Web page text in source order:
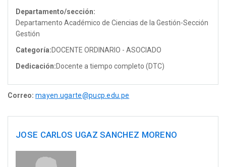
Departamento/sección:
Departamento Académico de Ciencias de la Gestión-Sección
Gestión
Categoría:DOCENTE ORDINARIO - ASOCIADO
Dedicación:Docente a tiempo completo (DTC)
Correo: mayen.ugarte@pucp.edu.pe
JOSE CARLOS UGAZ SANCHEZ MORENO